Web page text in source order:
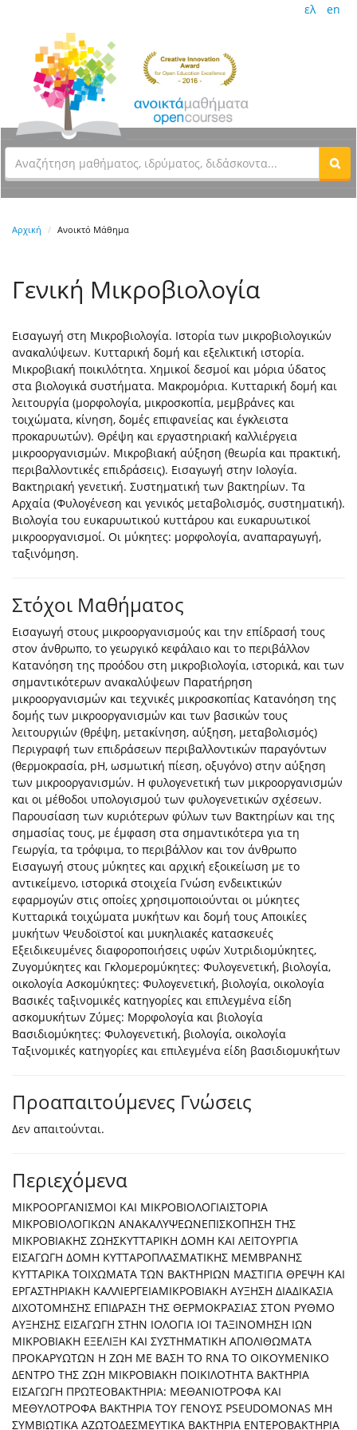
ελ en
Αρχική Ανοικτό Μάθημα
Γενική Μικροβιολογία
Εισαγωγή στη Μικροβιολογία. Ιστορία των μικροβιολογικών
ανακαλύψεων. Κυτταρική δομή και εξελικτική ιστορία.
Μικροβιακή ποικιλότητα. Χημικοί δεσμοί και μόρια ύδατος
στα βιολογικά συστήματα. Μακρομόρια. Κυτταρική δομή και
λειτουργία (μορφολογία, μικροσκοπία, μεμβράνες και
τοιχώματα, κίνηση, δομές επιφανείας και έγκλειστα
προκαρυωτών). Θρέψη και εργαστηριακή καλλιέργεια
μικροοργανισμών. Μικροβιακή αύξηση (θεωρία και πρακτική,
περιβαλλοντικές επιδράσεις). Εισαγωγή στην Ιολογία.
Βακτηριακή γενετική. Συστηματική των βακτηρίων. Τα
Αρχαία (Φυλογένεση και γενικός μεταβολισμός, συστηματική).
Βιολογία του ευκαρυωτικού κυττάρου και ευκαρυωτικοί
μικροοργανισμοί. Οι μύκητες: μορφολογία, αναπαραγωγή,
ταξινόμηση.
Στόχοι Μαθήματος
Εισαγωγή στους μικροοργανισμούς και την επίδρασή τους
στον άνθρωπο, το γεωργικό κεφάλαιο και το περιβάλλον
Κατανόηση της προόδου στη μικροβιολογία, ιστορικά, και των
σημαντικότερων ανακαλύψεων Παρατήρηση
μικροοργανισμών και τεχνικές μικροσκοπίας Κατανόηση της
δομής των μικροοργανισμών και των βασικών τους
λειτουργιών (θρέψη, μετακίνηση, αύξηση, μεταβολισμός)
Περιγραφή των επιδράσεων περιβαλλοντικών παραγόντων
(θερμοκρασία, pH, ωσμωτική πίεση, οξυγόνο) στην αύξηση
των μικροοργανισμών. Η φυλογενετική των μικροοργανισμών
και οι μέθοδοι υπολογισμού των φυλογενετικών σχέσεων.
Παρουσίαση των κυριότερων φύλων των Βακτηρίων και της
σημασίας τους, με έμφαση στα σημαντικότερα για τη
Γεωργία, τα τρόφιμα, το περιβάλλον και τον άνθρωπο
Εισαγωγή στους μύκητες και αρχική εξοικείωση με το
αντικείμενο, ιστορικά στοιχεία Γνώση ενδεικτικών
εφαρμογών στις οποίες χρησιμοποιούνται οι μύκητες
Κυτταρικά τοιχώματα μυκήτων και δομή τους Αποικίες
μυκήτων Ψευδοϊστοί και μυκηλιακές κατασκευές
Εξειδικευμένες διαφοροποιήσεις υφών Χυτριδιομύκητες,
Ζυγομύκητες και Γκλομερομύκητες: Φυλογενετική, βιολογία,
οικολογία Ασκομύκητες: Φυλογενετική, βιολογία, οικολογία
Βασικές ταξινομικές κατηγορίες και επιλεγμένα είδη
ασκομυκήτων Ζύμες: Μορφολογία και βιολογία
Βασιδιομύκητες: Φυλογενετική, βιολογία, οικολογία
Ταξινομικές κατηγορίες και επιλεγμένα είδη βασιδιομυκήτων
Προαπαιτούμενες Γνώσεις
Δεν απαιτούνται.
Περιεχόμενα
ΜΙΚΡΟΟΡΓΑΝΙΣΜΟΙ ΚΑΙ ΜΙΚΡΟΒΙΟΛΟΓΙΑΙΣΤΟΡΙΑ
ΜΙΚΡΟΒΙΟΛΟΓΙΚΩΝ ΑΝΑΚΑΛΥΨΕΩΝΕΠΙΣΚΟΠΗΣΗ ΤΗΣ
ΜΙΚΡΟΒΙΑΚΗΣ ΖΩΗΣΚΥΤΤΑΡΙΚΗ ΔΟΜΗ ΚΑΙ ΛΕΙΤΟΥΡΓΙΑ
ΕΙΣΑΓΩΓΗ ΔΟΜΗ ΚΥΤΤΑΡΟΠΛΑΣΜΑΤΙΚΗΣ ΜΕΜΒΡΑΝΗΣ
ΚΥΤΤΑΡΙΚΑ ΤΟΙΧΩΜΑΤΑ ΤΩΝ ΒΑΚΤΗΡΙΩΝ ΜΑΣΤΙΓΙΑ ΘΡΕΨΗ ΚΑΙ
ΕΡΓΑΣΤΗΡΙΑΚΗ ΚΑΛΛΙΕΡΓΕΙΑΜΙΚΡΟΒΙΑΚΗ ΑΥΞΗΣΗ ΔΙΑΔΙΚΑΣΙΑ
ΔΙΧΟΤΟΜΗΣΗΣ ΕΠΙΔΡΑΣΗ ΤΗΣ ΘΕΡΜΟΚΡΑΣΙΑΣ ΣΤΟΝ ΡΥΘΜΟ
ΑΥΞΗΣΗΣ ΕΙΣΑΓΩΓΗ ΣΤΗΝ ΙΟΛΟΓΙΑ ΙΟΙ ΤΑΞΙΝΟΜΗΣΗ ΙΩΝ
ΜΙΚΡΟΒΙΑΚΗ ΕΞΕΛΙΞΗ ΚΑΙ ΣΥΣΤΗΜΑΤΙΚΗ ΑΠΟΛΙΘΩΜΑΤΑ
ΠΡΟΚΑΡΥΩΤΩΝ Η ΖΩΗ ΜΕ ΒΑΣΗ ΤΟ RNA ΤΟ ΟΙΚΟΥΜΕΝΙΚΟ
ΔΕΝΤΡΟ ΤΗΣ ΖΩΗ ΜΙΚΡΟΒΙΑΚΗ ΠΟΙΚΙΛΟΤΗΤΑ ΒΑΚΤΗΡΙΑ
ΕΙΣΑΓΩΓΗ ΠΡΩΤΕΟΒΑΚΤΗΡΙΑ: ΜΕΘΑΝΙΟΤΡΟΦΑ ΚΑΙ
ΜΕΘΥΛΟΤΡΟΦΑ ΒΑΚΤΗΡΙΑ ΤΟΥ ΓΕΝΟΥΣ PSEUDOMONAS ΜΗ
ΣΥΜΒΙΩΤΙΚΑ ΑΖΩΤΟΔΕΣΜΕΥΤΙΚΑ ΒΑΚΤΗΡΙΑ ΕΝΤΕΡΟΒΑΚΤΗΡΙΑ